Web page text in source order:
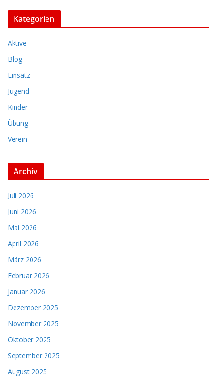
Kategorien
Aktive
Blog
Einsatz
Jugend
Kinder
Übung
Verein
Archiv
Juli 2026
Juni 2026
Mai 2026
April 2026
März 2026
Februar 2026
Januar 2026
Dezember 2025
November 2025
Oktober 2025
September 2025
August 2025